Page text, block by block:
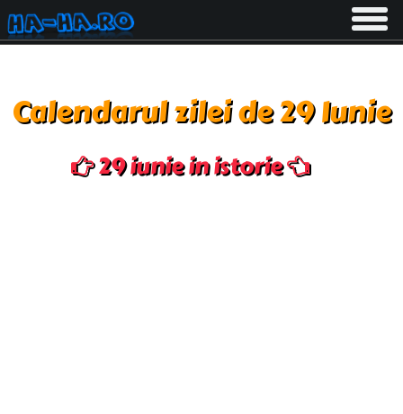
Toggle
Calendarul zilei de 29 Iunie
29 iunie in istorie